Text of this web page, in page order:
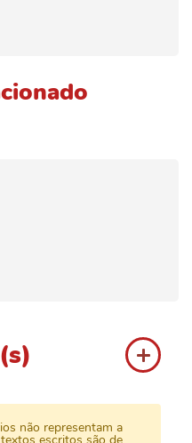
não representam a